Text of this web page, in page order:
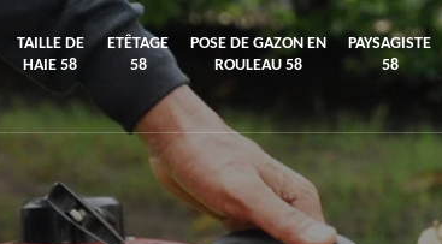
TAILLE DE
HAIE 58
ETÊTAGE
58
POSE DE GAZON EN
ROULEAU 58
PAYSAGISTE
58